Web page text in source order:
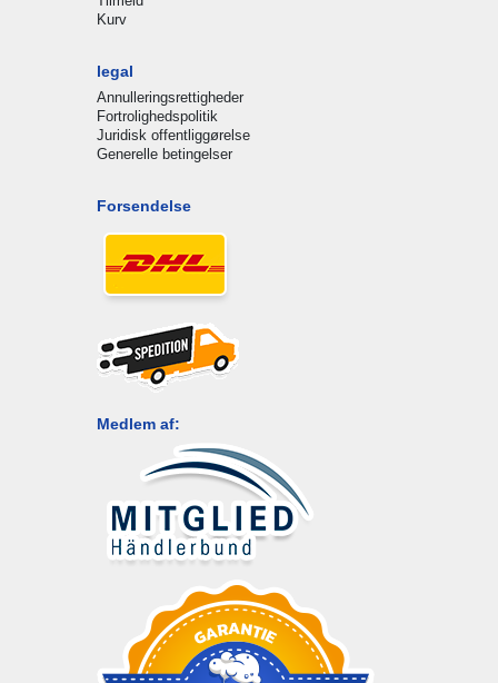
Kurv
legal
Annulleringsrettigheder
Fortrolighedspolitik
Juridisk offentliggørelse
Generelle betingelser
Forsendelse
Medlem af: